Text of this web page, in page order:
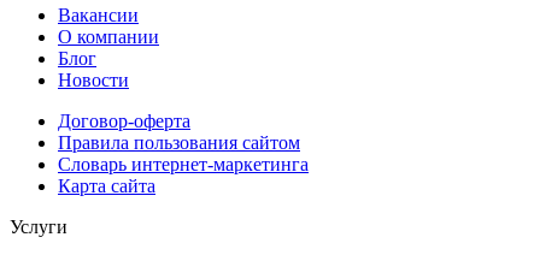
Вакансии
О компании
Блог
Новости
Договор-оферта
Правила пользования сайтом
Словарь интернет-маркетинга
Карта сайта
Услуги